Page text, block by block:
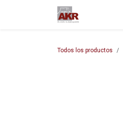
Todos los productos